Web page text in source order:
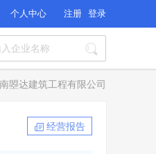
个人中心 注册 登录
曌达建筑工程有限公司
经营报告